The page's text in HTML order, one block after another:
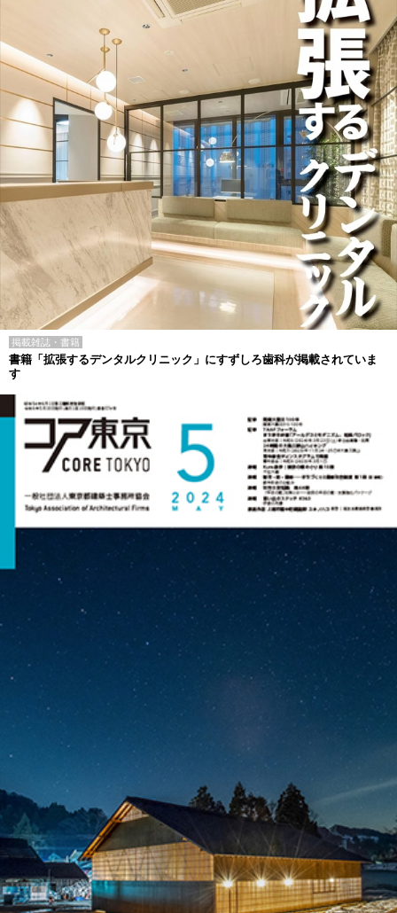
掲載雑誌・書籍
書籍「拡張するデンタルクリニック」にすずしろ歯科が掲載されていま
す